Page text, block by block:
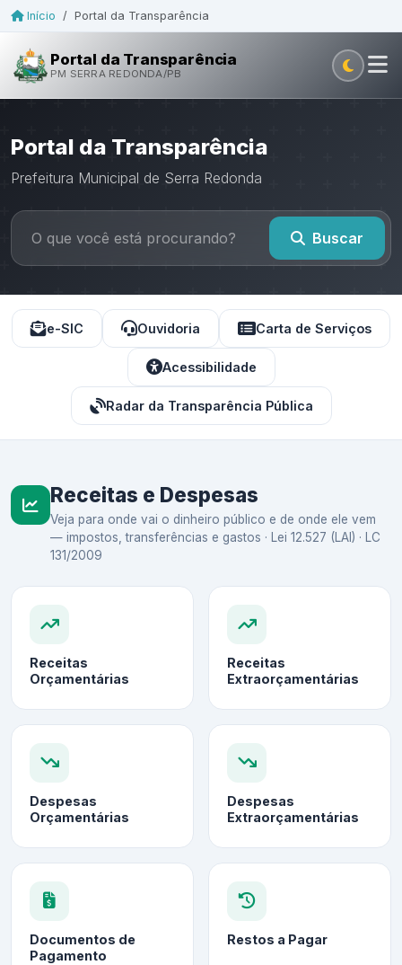
Início / Portal da Transparência
Portal da Transparência
PM SERRA REDONDA/PB
Portal da Transparência
Prefeitura Municipal de Serra Redonda
Buscar
e-SIC Ouvidoria Carta de Serviços
Acessibilidade
Radar da Transparência Pública
Receitas e Despesas
Veja para onde vai o dinheiro público e de onde ele vem
— impostos, transferências e gastos · Lei 12.527 (LAI) · LC
131/2009
Receitas
Orçamentárias
Receitas
Extraorçamentárias
Despesas
Orçamentárias
Despesas
Extraorçamentárias
Documentos de
Pagamento
Restos a Pagar